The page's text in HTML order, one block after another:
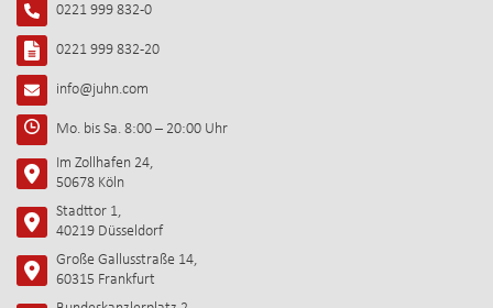
0221 999 832-0
0221 999 832-20
info@juhn.com
Mo. bis Sa. 8:00 – 20:00 Uhr
Im Zollhafen 24,
50678 Köln
Stadttor 1,
40219 Düsseldorf
Große Gallusstraße 14,
60315 Frankfurt